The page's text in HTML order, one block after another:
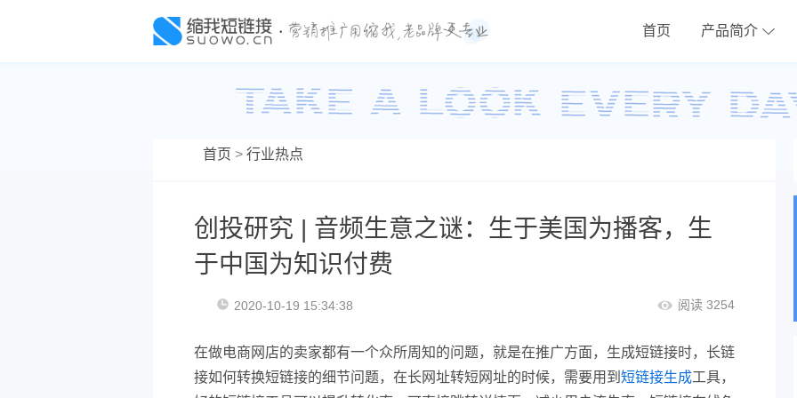
首页 产品简介
首页 > 行业热点
创投研究 | 音频生意之谜：生于美国为播客，生
于中国为知识付费
2020-10-19 15:34:38 阅读 3254
在做电商网店的卖家都有一个众所周知的问题，就是在推广方面，生成短链接时，长链
接如何转换短链接的细节问题，在长网址转短网址的时候，需要用到 短链接生成工具，